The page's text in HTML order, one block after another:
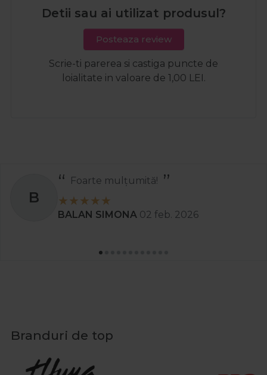
Detii sau ai utilizat produsul?
Posteaza review
Scrie-ti parerea si castiga puncte de
loialitate in valoare de 1,00 LEI.
B
Foarte mulțumită!
BALAN SIMONA 02 feb. 2026
Branduri de top